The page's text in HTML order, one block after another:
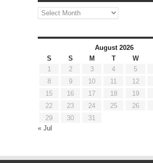
আর্কাইভ
August 2026
S
S M T W
1
2 3 4 5
8
9 10 11 12
15
16 17 18 19
22
23 24 25 26
29
30
31
« Jul